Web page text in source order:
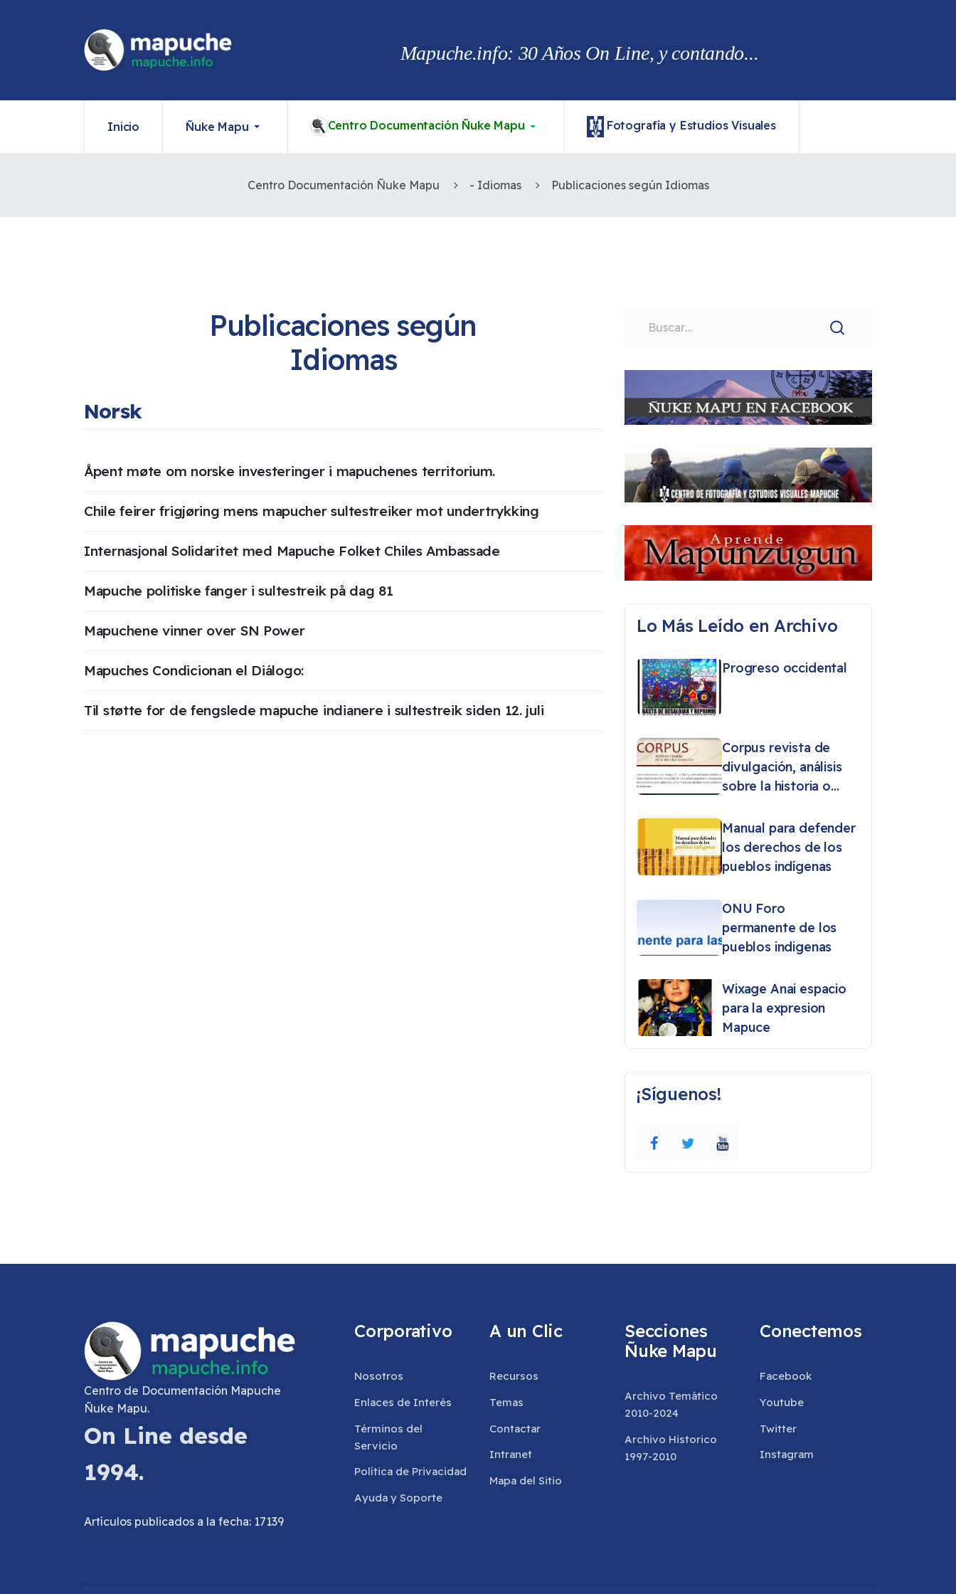
Mapuche.info: 30 Años On Line, y contando...
Inicio Ñuke Mapu Centro Documentación Ñuke Mapu Fotografía y Estudios Visuales
Centro Documentación Ñuke Mapu - Idiomas Publicaciones según Idiomas
Publicaciones según
Idiomas
Norsk
Åpent møte om norske investeringer i mapuchenes territorium.
Chile feirer frigjøring mens mapucher sultestreiker mot undertrykking
Internasjonal Solidaritet med Mapuche Folket Chiles Ambassade
Mapuche politiske fanger i sultestreik på dag 81
Mapuchene vinner over SN Power
Mapuches Condicionan el Diálogo:
Til støtte for de fengslede mapuche indianere i sultestreik siden 12. juli
Buscar
Lo Más Leído en Archivo
Progreso occidental
Corpus revista de
divulgación, análisis
sobre la historia o
pueblos originarios
Manual para defender
los derechos de los
pueblos indígenas
ONU Foro
permanente de los
pueblos indigenas
Wixage Anai espacio
para la expresion
Mapuce
¡Síguenos!
Centro de Documentación Mapuche
Ñuke Mapu.
On Line desde
1994.
Artículos publicados a la fecha: 17139
Corporativo
Nosotros
Enlaces de Interés
Términos del
Servicio
Política de Privacidad
Ayuda y Soporte
A un Clic
Recursos
Temas
Contactar
Intranet
Mapa del Sitio
Secciones
Ñuke Mapu
Archivo Temático
2010-2024
Archivo Historico
1997-2010
Conectemos
Facebook
Youtube
Twitter
Instagram